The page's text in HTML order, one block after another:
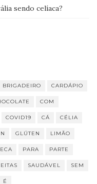
sendo celíaca?
BRIGADEIRO CARDÁPIO
COM
COVID19 CÁ CÉLIA
GLÚTEN LIMÃO
PARA PARTE
SAUDÁVEL SEM
É